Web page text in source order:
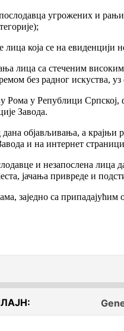
угрожених и
која се на евиденцији
лица са стеченим
без радног искуства,
у Републици Српској,
Завода.
објављивања, а крајњи
и на интернет
и незапослена лица
јачања привреде и
заједно са